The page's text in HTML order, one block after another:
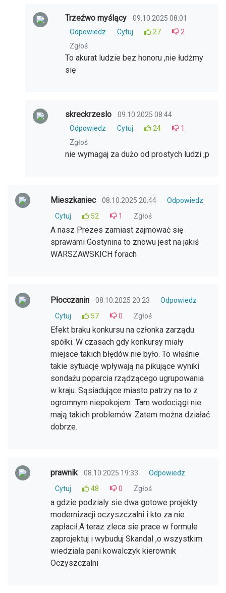
Trzeźwo myślący
09.10.2025 08:01
Odpowiedz
Cytuj 27
2
Zgłoś
To akurat ludzie bez honoru ,nie łudżmy
się
skreckrzeslo
09.10.2025 08:44
Odpowiedz
Cytuj 24
1
Zgłoś
nie wymagaj za dużo od prostych ludzi ;p
Mieszkaniec 08.10.2025 20:44
Odpowiedz
Cytuj
52 1 Zgłoś
A nasz Prezes zamiast zajmować się
sprawami Gostynina to znowu jest na jakiś
WARSZAWSKICH forach
Płocczanin 08.10.2025 20:23
Odpowiedz
Cytuj
57 0 Zgłoś
Efekt braku konkursu na członka zarządu
spółki. W czasach gdy konkursy miały
miejsce takich błędów nie było. To właśnie
takie sytuacje wpływają na pikujące wyniki
sondażu poparcia rządzącego ugrupowania
w kraju. Sąsiadujące miasto patrzy na to z
ogromnym niepokojem...Tam wodociągi nie
mają takich problemów. Zatem można działać
dobrze.
prawnik 08.10.2025 19:33
Odpowiedz
Cytuj
48 0 Zgłoś
a gdzie podzialy sie dwa gotowe projekty
modernizacji oczyszczalni i kto za nie
zapłacił.A teraz zleca sie prace w formule
zaprojektuj i wybuduj Skandal ,o wszystkim
wiedziała pani kowalczyk kierownik
Oczyszczalni